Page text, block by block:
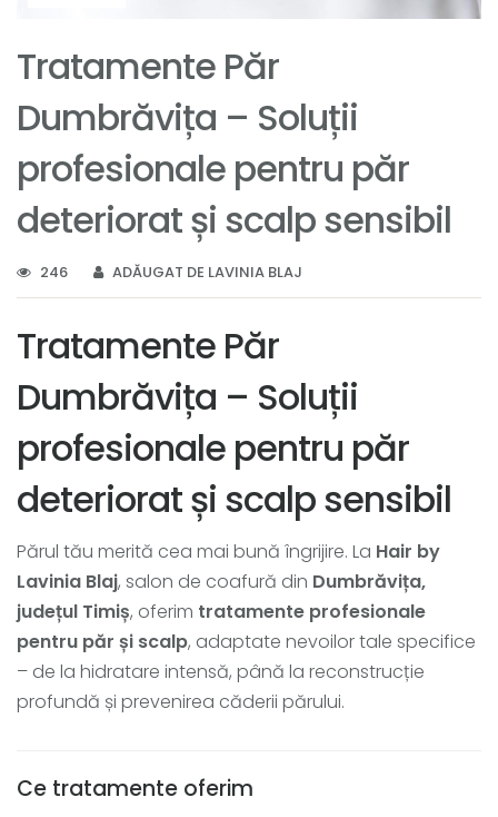
Tratamente Păr
Dumbrăvița – Soluții
profesionale pentru păr
deteriorat și scalp sensibil
246 ADĂUGAT DE LAVINIA BLAJ
Tratamente Păr
Dumbrăvița – Soluții
profesionale pentru păr
deteriorat și scalp sensibil
Părul tău merită cea mai bună îngrijire. La Hair by
Lavinia Blaj, salon de coafură din Dumbrăvița,
județul Timiș, oferim tratamente profesionale
pentru păr și scalp, adaptate nevoilor tale specifice
– de la hidratare intensă, până la reconstrucție
profundă și prevenirea căderii părului.
Ce tratamente oferim